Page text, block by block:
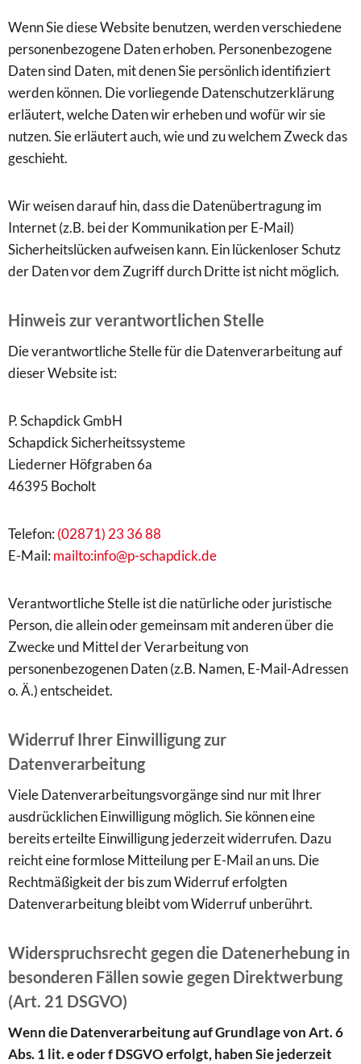
Wenn Sie diese Website benutzen, werden verschiedene
personenbezogene Daten erhoben. Personenbezogene
Daten sind Daten, mit denen Sie persönlich identifiziert
werden können. Die vorliegende Datenschutzerklärung
erläutert, welche Daten wir erheben und wofür wir sie
nutzen. Sie erläutert auch, wie und zu welchem Zweck das
geschieht.
Wir weisen darauf hin, dass die Datenübertragung im
Internet (z.B. bei der Kommunikation per E-Mail)
Sicherheitslücken aufweisen kann. Ein lückenloser Schutz
der Daten vor dem Zugriff durch Dritte ist nicht möglich.
Hinweis zur verantwortlichen Stelle
Die verantwortliche Stelle für die Datenverarbeitung auf
dieser Website ist:
P. Schapdick GmbH
Schapdick Sicherheitssysteme
Liederner Höfgraben 6a
46395 Bocholt
Telefon: (02871) 23 36 88
E-Mail: mailto:info@p-schapdick.de
Verantwortliche Stelle ist die natürliche oder juristische
Person, die allein oder gemeinsam mit anderen über die
Zwecke und Mittel der Verarbeitung von
personenbezogenen Daten (z.B. Namen, E-Mail-Adressen
o. Ä.) entscheidet.
Widerruf Ihrer Einwilligung zur
Datenverarbeitung
Viele Datenverarbeitungsvorgänge sind nur mit Ihrer
ausdrücklichen Einwilligung möglich. Sie können eine
bereits erteilte Einwilligung jederzeit widerrufen. Dazu
reicht eine formlose Mitteilung per E-Mail an uns. Die
Rechtmäßigkeit der bis zum Widerruf erfolgten
Datenverarbeitung bleibt vom Widerruf unberührt.
Widerspruchsrecht gegen die Datenerhebung in
besonderen Fällen sowie gegen Direktwerbung
(Art. 21 DSGVO)
Wenn die Datenverarbeitung auf Grundlage von Art. 6
Abs. 1 lit. e oder f DSGVO erfolgt, haben Sie jederzeit